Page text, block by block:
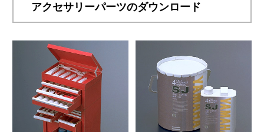
アクセサリーパーツのダウンロード